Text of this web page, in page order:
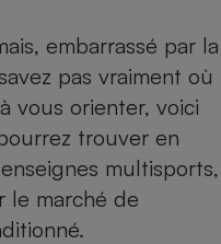
embarrassé par la
pas vraiment où
vous orienter, voici
trouver en
multisports,
le marché de
Complément
alimentaire
Assurance emprunteur
Petit électroménager -
Matelas
Mutuelle